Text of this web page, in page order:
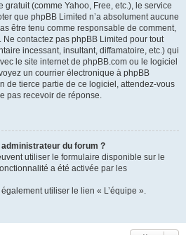
(comme Yahoo, Free, etc.), le service
que phpBB Limited n’a absolument aucune
être tenu comme responsable de comment,
contactez pas phpBB Limited pour tout
incessant, insultant, diffamatoire, etc.) qui
le site internet de phpBB.com ou le logiciel
un courrier électronique à phpBB
de tierce partie de ce logiciel, attendez-vous
pas recevoir de réponse.
du forum ?
utiliser le formulaire disponible sur le
a été activée par les
utiliser le lien « L’équipe ».